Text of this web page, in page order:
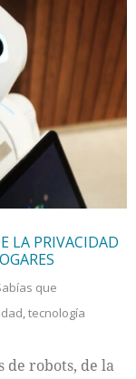
LA PRIVACIDAD
que
,tecnología
de robots, de la